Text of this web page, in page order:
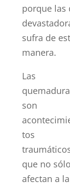
porque las
sufra de
manera.
Las
son
tos
que no sólo
afectan a la